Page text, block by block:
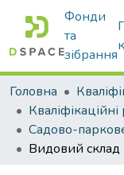
Фонди
та
зібрання
Головна